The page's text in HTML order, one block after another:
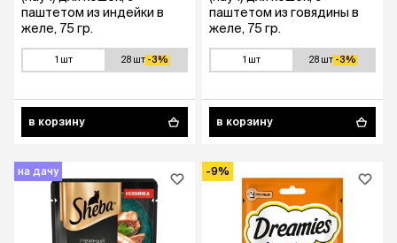
паштетом из индейки в
желе, 75 гр.
1 шт 28 шт -3%
в корзину
паштетом из говядины в
желе, 75 гр.
1 шт 28 шт -3%
в корзину
на дачу -9%